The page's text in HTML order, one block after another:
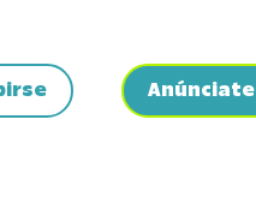
Anúnciate